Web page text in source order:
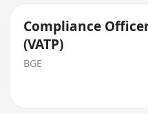
Compliance
(VATP)
BGE